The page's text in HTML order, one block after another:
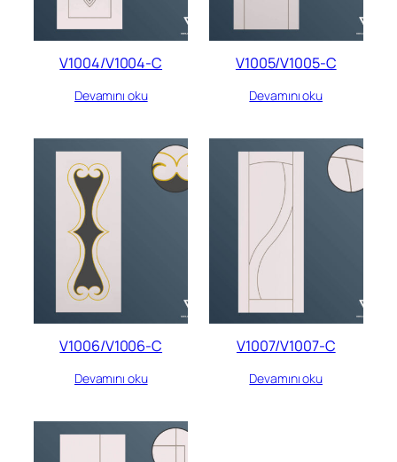
V1004/V1004-C
Devamını oku
V1005/V1005-C
Devamını oku
V1006/V1006-C
Devamını oku
V1007/V1007-C
Devamını oku